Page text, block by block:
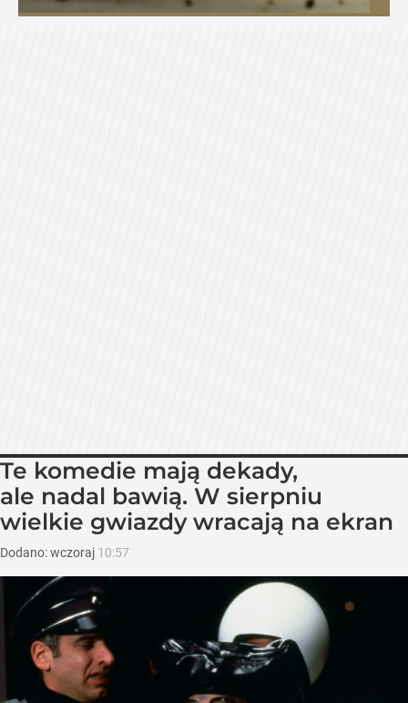
Te komedie mają dekady,
ale nadal bawią. W sierpniu
wielkie gwiazdy wracają na ekran
Dodano:wczoraj 10:57